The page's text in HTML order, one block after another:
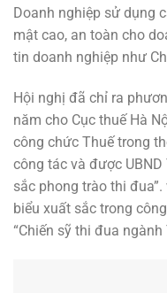
Doanh nghiệp sử dụng
mật cao, an toàn cho
tin doanh nghiệp như
Hội nghị đã chỉ ra
năm cho Cục thuế Hà
công chức Thuế trong
công tác và được
sắc phong trào thi
biểu xuất sắc trong
“Chiến sỹ thi đua ngành